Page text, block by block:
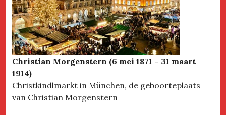
Christian Morgenstern (6 mei 1871 – 31 maart
1914)
Christkindlmarkt in München, de geboorteplaats
van Christian Morgenstern